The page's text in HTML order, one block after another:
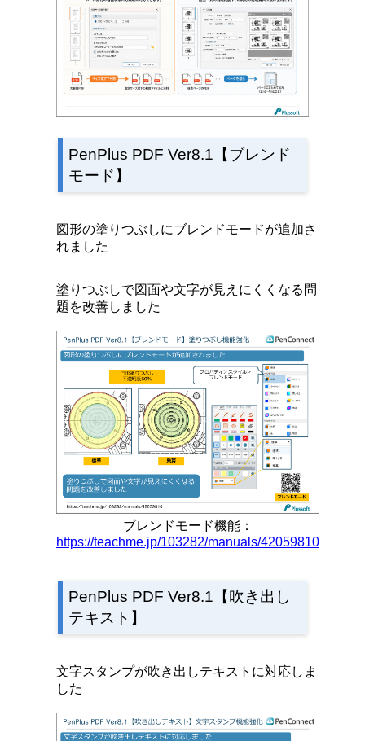
PenPlus PDF Ver8.1【ブレンド
モード】
図形の塗りつぶしにブレンドモードが追加さ
れました
塗りつぶしで図面や文字が見えにくくなる問
題を改善しました
ブレンドモード機能：
https://teachme.jp/103282/manuals/42059810
PenPlus PDF Ver8.1【吹き出し
テキスト 】
文字スタンプが吹き出しテキストに対応しま
した